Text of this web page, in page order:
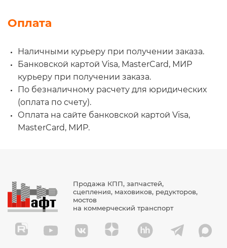
Оплата
Наличными курьеру при получении заказа.
Банковской картой Visa, MasterCard, МИР
курьеру при получении заказа.
По безналичному расчету для юридических
(оплата по счету).
Оплата на сайте банковской картой Visa,
MasterCard, МИР.
Продажа КПП, запчастей,
сцепления, маховиков, редукторов,
мостов
на коммерческий транспорт